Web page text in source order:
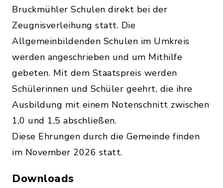
Bruckmühler Schulen direkt bei der
Zeugnisverleihung statt. Die
Allgemeinbildenden Schulen im Umkreis
werden angeschrieben und um Mithilfe
gebeten. Mit dem Staatspreis werden
Schülerinnen und Schüler geehrt, die ihre
Ausbildung mit einem Notenschnitt zwischen
1,0 und 1,5 abschließen.
Diese Ehrungen durch die Gemeinde finden
im November 2026 statt.
Downloads